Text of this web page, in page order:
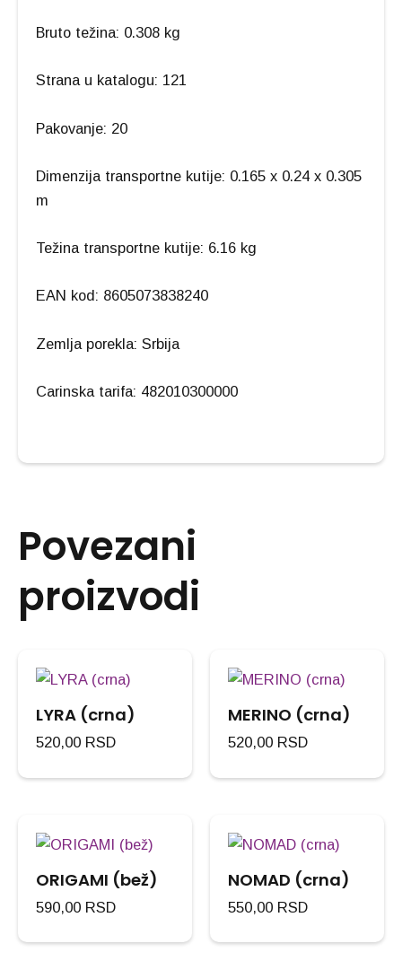
Bruto težina: 0.308 kg
Strana u katalogu: 121
Pakovanje: 20
Dimenzija transportne kutije: 0.165 x 0.24 x 0.305
m
Težina transportne kutije: 6.16 kg
EAN kod: 8605073838240
Zemlja porekla: Srbija
Carinska tarifa: 482010300000
Povezani
proizvodi
LYRA (crna)
520,00 RSD
MERINO (crna)
520,00 RSD
ORIGAMI (bež)
590,00 RSD
NOMAD (crna)
550,00 RSD